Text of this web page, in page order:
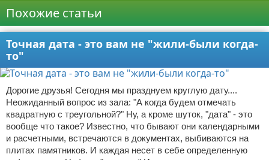
Похожие статьи
Точная дата - это вам не "жили-были когда-
то"
Дорогие друзья! Сегодня мы празднуем круглую дату....
Неожиданный вопрос из зала: "А когда будем отмечать
квадратную с треугольной?" Ну, а кроме шуток, "дата" - это
вообще что такое? Известно, что бывают они календарными
и расчетными, встречаются в документах, выбиваются на
плитах памятников. И каждая несет в себе определенную